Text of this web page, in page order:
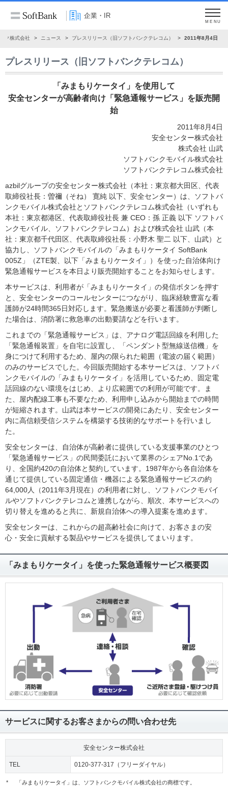
企業・IR
MENU
ク株式会社 ニュース プレスリリース（旧ソフトバンクテレコム） 2011年8月4日
プレスリリース（旧ソフトバンクテレコム）
「みまもりケータイ」を使用して
安全センターが高齢者向け「緊急通報サービス」を販売開
始
2011年8月4日
安全センター株式会社
株式会社 山武
ソフトバンクモバイル株式会社
ソフトバンクテレコム株式会社
azbilグループの安全センター株式会社（本社：東京都大田区、代表
取締役社長：曽禰（そね） 寛純 以下、安全センター）は、ソフトバ
ンクモバイル株式会社とソフトバンクテレコム株式会社（いずれも
本社：東京都港区、代表取締役社長 兼 CEO：孫 正義 以下 ソフトバ
ンクモバイル、ソフトバンクテレコム）および株式会社 山武（本
社：東京都千代田区、代表取締役社長：小野木 聖二 以下、山武）と
協力し、ソフトバンクモバイルの「みまもりケータイ SoftBank
005Z」（ZTE製、以下「みまもりケータイ」）を使った自治体向け
緊急通報サービスを本日より販売開始することをお知らせします。
本サービスは、利用者が「みまもりケータイ」の発信ボタンを押す
と、安全センターのコールセンターにつながり、臨床経験豊富な看
護師が24時間365日対応します。緊急搬送が必要と看護師が判断し
た場合は、消防署に救急車の出動要請などを行います。
これまでの「緊急通報サービス」は、アナログ電話回線を利用した
「緊急通報装置」を自宅に設置し、「ペンダント型無線送信機」を
身につけて利用するため、屋内の限られた範囲（電波の届く範囲）
のみのサービスでした。今回販売開始する本サービスは、ソフトバ
ンクモバイルの「みまもりケータイ」を活用しているため、固定電
話回線のない環境をはじめ、より広範囲での利用が可能です。ま
た、屋内配線工事も不要なため、利用申し込みから開始までの時間
が短縮されます。山武は本サービスの開発にあたり、安全センター
内に高信頼受信システムを構築する技術的なサポートを行いまし
た。
安全センターは、自治体が高齢者に提供している支援事業のひとつ
「緊急通報サービス」の民間委託において業界のシェアNo.1であ
り、全国約420の自治体と契約しています。1987年から各自治体を
通じて提供している固定通信・機器による緊急通報サービスの約
64,000人（2011年3月現在）の利用者に対し、ソフトバンクモバイ
ルやソフトバンクテレコムと連携しながら、順次、本サービスへの
切り替えを進めると共に、新規自治体への導入提案を進めます。
安全センターは、これからの超高齢社会に向けて、お客さまの安
心・安全に貢献する製品やサービスを提供してまいります。
「みまもりケータイ」を使った緊急通報サービス概要図
サービスに関するお客さまからの問い合わせ先
安全センター株式会社
TEL 0120-377-317（フリーダイヤル）
*
「みまもりケータイ」は、ソフトバンクモバイル株式会社の商標です。